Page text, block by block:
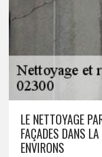
LE NETTOYAGE
FAÇADES DANS
ENVIRONS